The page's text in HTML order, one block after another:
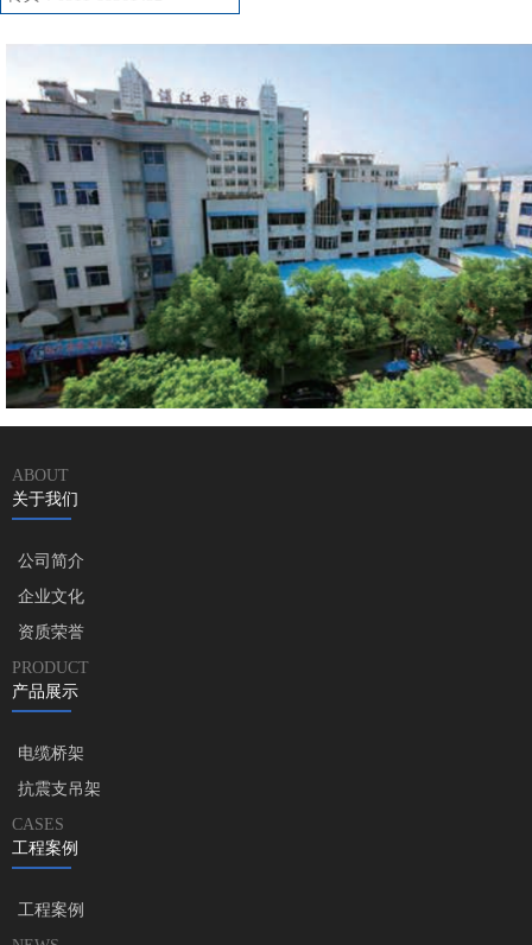
ABOUT
关于我们
公司简介
企业文化
资质荣誉
PRODUCT
产品展示
电缆桥架
抗震支吊架
CASES
工程案例
工程案例